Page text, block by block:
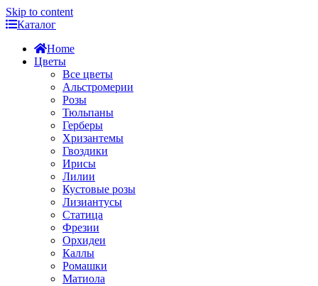
Skip to content
Каталог
Home
Цветы
Все цветы
Альстромерии
Розы
Тюльпаны
Герберы
Хризантемы
Гвоздики
Ирисы
Лилии
Кустовые розы
Лизиантусы
Статица
Фрезии
Орхидеи
Каллы
Ромашки
Матиола